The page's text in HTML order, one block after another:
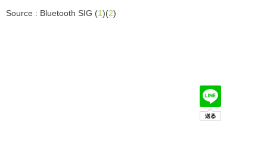
Source : Bluetooth SIG (1)(2)